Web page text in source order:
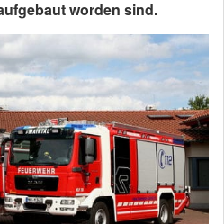
worden sind.